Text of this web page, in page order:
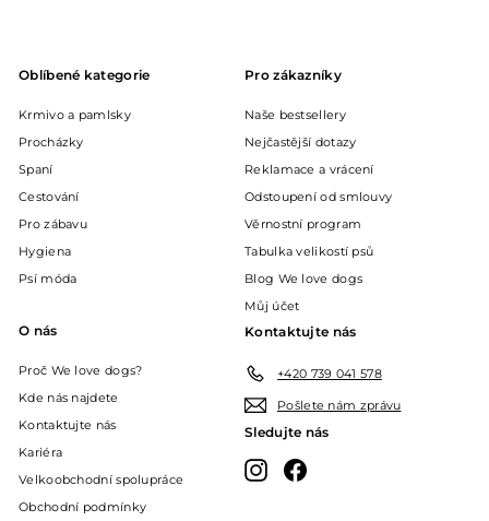
Oblíbené kategorie
Krmivo a pamlsky
Procházky
Spaní
Cestování
Pro zábavu
Hygiena
Psí móda
Pro zákazníky
Naše bestsellery
Nejčastější dotazy
Reklamace a vrácení
Odstoupení od smlouvy
Věrnostní program
Tabulka velikostí psů
Blog We love dogs
Můj účet
O nás
Proč We love dogs?
Kde nás najdete
Kontaktujte nás
Kariéra
Velkoobchodní spolupráce
Obchodní podmínky
Kontaktujte nás
+420 739 041 578
Pošlete nám zprávu
Sledujte nás
InstagramFacebook